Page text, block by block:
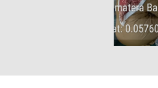
dalam
yang bersih,